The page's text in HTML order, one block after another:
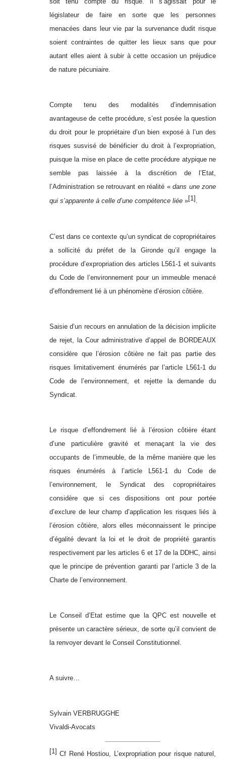
législateur de faire en sorte que les personnes
menacées dans leur vie par la survenance dudit risque
soient contraintes de quitter les lieux sans que pour
autant elles aient à subir à cette occasion un préjudice
de nature pécuniaire.
Compte tenu des modalités d’indemnisation
avantageuse de cette procédure, s’est posée la question
du droit pour le propriétaire d’un bien exposé à l’un des
risques susvisé de bénéficier du droit à l’expropriation,
puisque la mise en place de cette procédure atypique ne
semble pas laissée à la discrétion de l’Etat,
l’Administration se retrouvant en réalité « dans une zone
qui s’apparente à celle d’une compétence liée »[1] .
C’est dans ce contexte qu’un syndicat de copropriétaires
a sollicité du préfet de la Gironde qu’il engage la
procédure d’expropriation des articles L561-1 et suivants
du Code de l’environnement pour un immeuble menacé
d’effondrement lié à un phénomène d’érosion côtière.
Saisie d’un recours en annulation de la décision implicite
de rejet, la Cour administrative d’appel de BORDEAUX
considère que l’érosion côtière ne fait pas partie des
risques limitativement énumérés par l’article L561-1 du
Code de l’environnement, et rejette la demande du
Syndicat.
Le risque d’effondrement lié à l’érosion côtière étant
d’une particulière gravité et menaçant la vie des
occupants de l’immeuble, de la même manière que les
risques énumérés à l’article L561-1 du Code de
l’environnement, le Syndicat des copropriétaires
considère que si ces dispositions ont pour portée
d’exclure de leur champ d’application les risques liés à
l’érosion côtière, alors elles méconnaissent le principe
d’égalité devant la loi et le droit de propriété garantis
respectivement par les articles 6 et 17 de la DDHC, ainsi
que le principe de prévention garanti par l’article 3 de la
Charte de l’environnement.
Le Conseil d’Etat estime que la QPC est nouvelle et
présente un caractère sérieux, de sorte qu’il convient de
la renvoyer devant le Conseil Constitutionnel.
A suivre…
Sylvain VERBRUGGHE
Vivaldi-Avocats
[1] Cf René Hostiou, L’expropriation pour risque naturel,